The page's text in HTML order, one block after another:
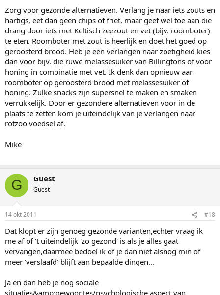
Zorg voor gezonde alternatieven. Verlang je naar iets zouts en
hartigs, eet dan geen chips of friet, maar geef wel toe aan die
drang door iets met Keltisch zeezout en vet (bijv. roomboter)
te eten. Roomboter met zout is heerlijk en doet het goed op
geroosterd brood. Heb je een verlangen naar zoetigheid kies
dan voor bijv. die ruwe melassesuiker van Billingtons of voor
honing in combinatie met vet. Ik denk dan opnieuw aan
roomboter op geroosterd brood met melassesuiker of
honing. Zulke snacks zijn supersnel te maken en smaken
verrukkelijk. Door er gezondere alternatieven voor in de
plaats te zetten kom je uiteindelijk van je verlangen naar
rotzooivoedsel af.
Mike
G Guest
Guest
14 okt 2011 #18
Dat klopt er zijn genoeg gezonde varianten,echter vraag ik
me af of 't uiteindelijk 'zo gezond' is als je alles gaat
vervangen,daarmee bedoel ik of je dan niet alsnog min of
meer 'verslaafd' blijft aan bepaalde dingen...
Ja en dan heb je nog sociale
situaties&amp;gewoontes/psychologische aspect van